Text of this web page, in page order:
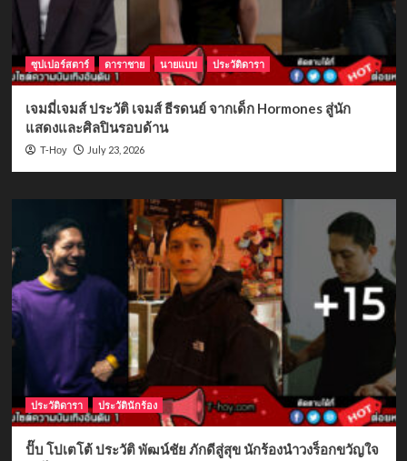
ซุปเปอร์สตาร์ ดาราชาย นายแบบ ประวัติดารา
เจมมี่เจมส์ ประวัติ เจมส์ ธีรดนย์ จากเด็ก Hormones สู่นัก
แสดงและศิลปินรอบด้าน
T-Hoy July 23, 2026
ประวัติดารา ประวัตินักร้อง
ปั๊บ โปเตโต้ ประวัติ พัฒน์ชัย ภักดีสู่สุข นักร้องนำวงร็อกขวัญใจ